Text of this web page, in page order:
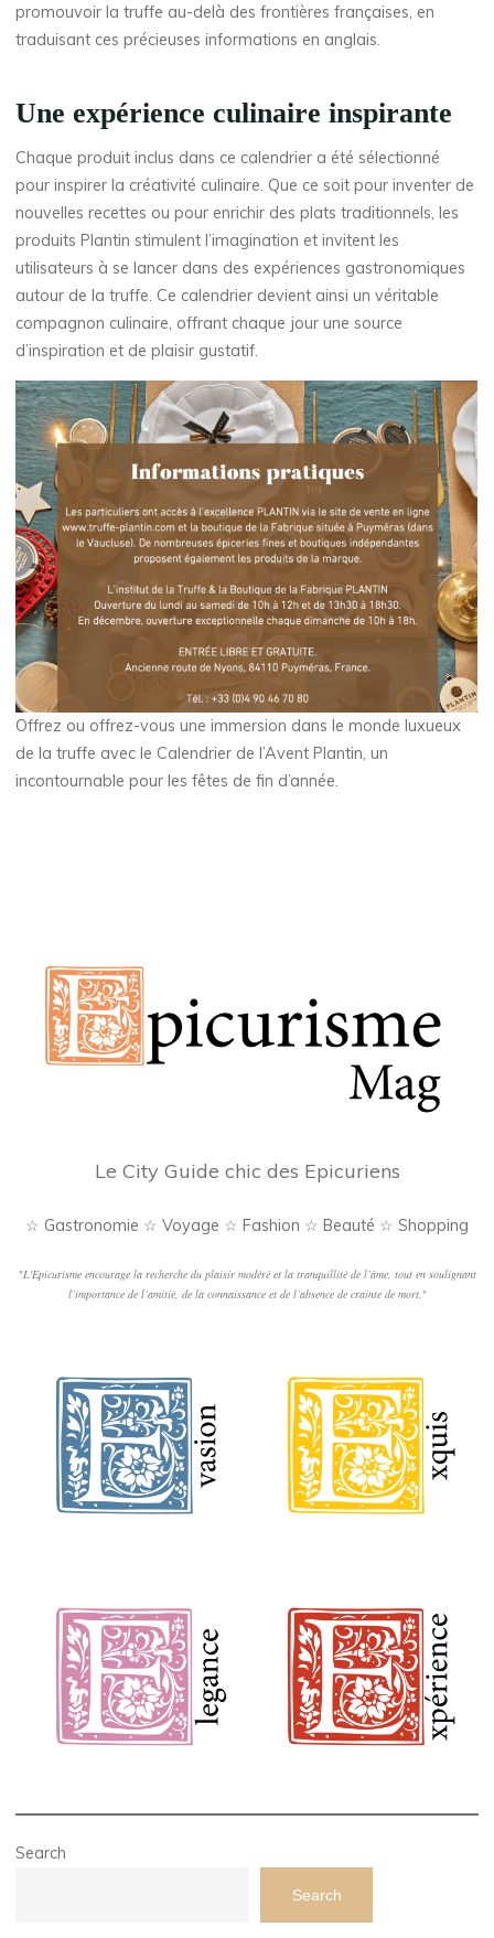
promouvoir la truffe au-delà des frontières françaises, en
traduisant ces précieuses informations en anglais.
Une expérience culinaire inspirante
Chaque produit inclus dans ce calendrier a été sélectionné
pour inspirer la créativité culinaire. Que ce soit pour inventer de
nouvelles recettes ou pour enrichir des plats traditionnels, les
produits Plantin stimulent l’imagination et invitent les
utilisateurs à se lancer dans des expériences gastronomiques
autour de la truffe. Ce calendrier devient ainsi un véritable
compagnon culinaire, offrant chaque jour une source
d’inspiration et de plaisir gustatif.
Offrez ou offrez-vous une immersion dans le monde luxueux
de la truffe avec le Calendrier de l’Avent Plantin, un
incontournable pour les fêtes de fin d’année.
Le City Guide chic des Epicuriens
☆ Gastronomie ☆ Voyage ☆ Fashion ☆ Beauté ☆ Shopping
"L'Epicurisme encourage la recherche du plaisir modéré et la tranquillité de l’âme, tout en soulignant
l’importance de l’amitié, de la connaissance et de l’absence de crainte de mort."
Search
Search